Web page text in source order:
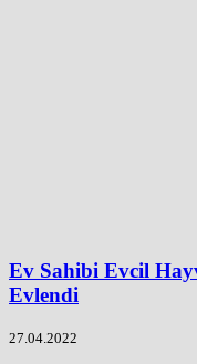
Ev Sahibi Evcil
Evlendi
27.04.2022